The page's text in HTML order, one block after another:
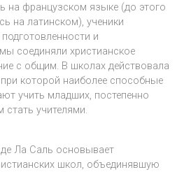
на французском языке (до этого
на латинском), ученики
и
соединяли христианское
с общим. В школах действовала
которой наиболее способные
учить младших, постепенно
стать учителями.
Ла Саль основывает
школ, объединявшую